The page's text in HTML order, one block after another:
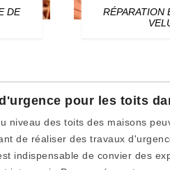
DE
RÉPARATION
pour les toits
niveau des toits des maisons
de réaliser des travaux
indispensable de convier des